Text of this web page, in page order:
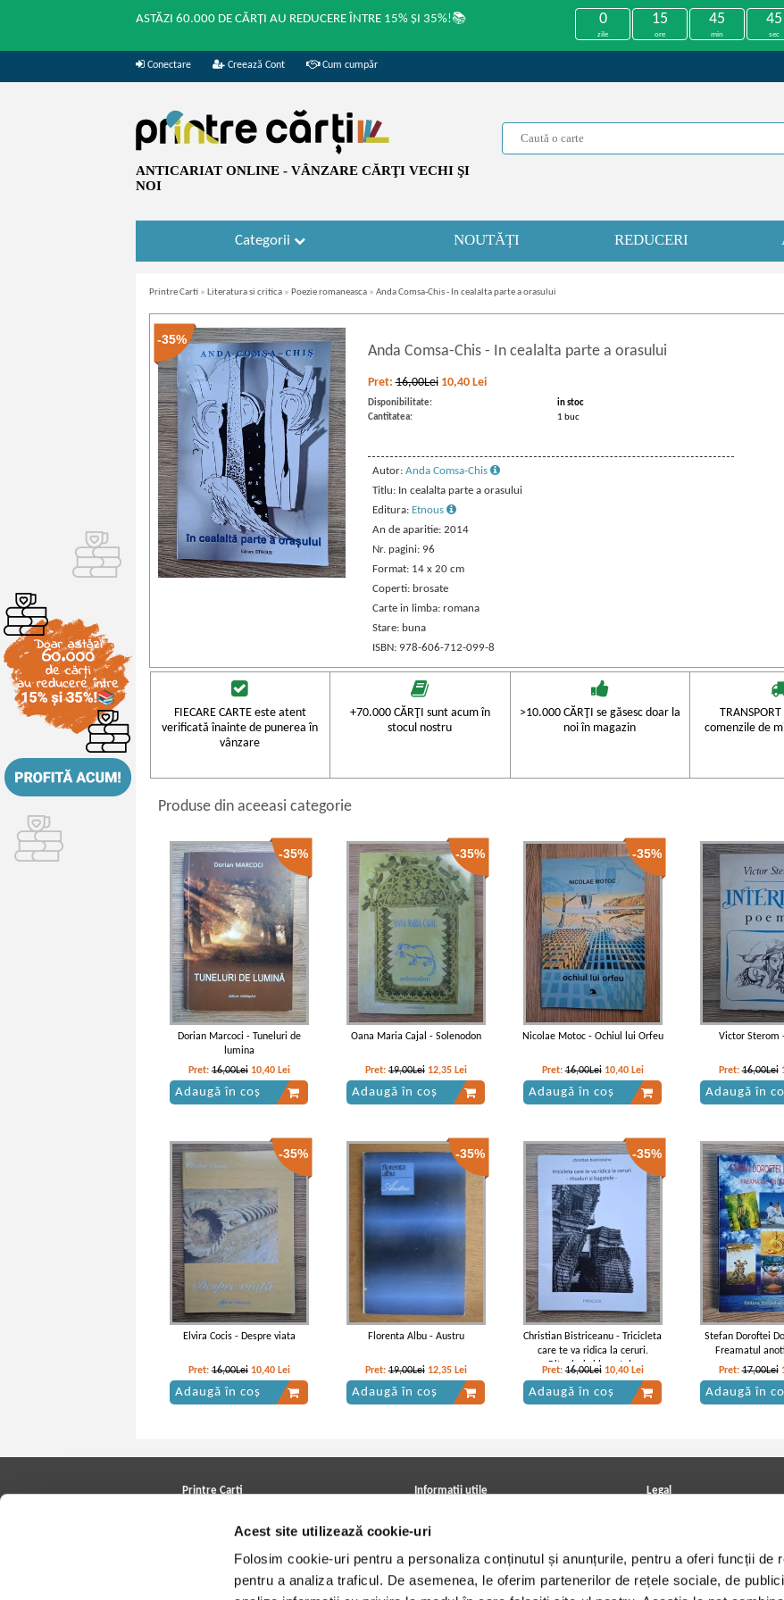
Acest site utilizează cookie-uri
Folosim cookie-uri pentru a personaliza conținutul și anunțurile, pentru a oferi funcții de
pentru a analiza traficul. De asemenea, le oferim partenerilor de rețele sociale, de
ASTĂZI 60.000 DE CĂRȚI AU REDUCERE ÎNTRE 15% ȘI 35%!📚 0
zile
15
ore
45
min
45
sec
Conectare Creează Cont Cum cumpăr
ANTICARIAT ONLINE - VÂNZARE CĂRŢI VECHI ŞI
NOI
Categorii NOUTĂȚI REDUCERI
Printre Carti » Literatura si critica » Poezie romaneasca » Anda Comsa-Chis - In cealalta parte a orasului
-35%
Anda Comsa-Chis - In cealalta parte a orasului
Pret:16,00Lei 10,40 Lei
Disponibilitate:
in stoc
Cantitatea:
1 buc
Autor: Anda Comsa-Chis
Titlu: In cealalta parte a orasului
Editura: Etnous
An de aparitie: 2014
Nr. pagini: 96
Format: 14 x 20 cm
Coperti: brosate
Carte in limba: romana
Stare: buna
ISBN: 978-606-712-099-8
FIECARE CARTE este atent
verificată înainte de punerea în
vânzare
+70.000 CĂRŢI sunt acum în
stocul nostru
>10.000 CĂRŢI se găsesc doar la
noi în magazin
comenzile de
Produse din aceeasi categorie
-35%
Dorian Marcoci - Tuneluri de
lumina
Pret: 16,00Lei 10,40 Lei
Adaugă în coș
-35%
Oana Maria Cajal - Solenodon
Pret:19,00Lei 12,35 Lei
Adaugă în coș
-35%
Nicolae Motoc - Ochiul lui Orfeu
Pret:16,00Lei 10,40 Lei
Adaugă în coș
Victor Sterom
Pret:16,00Lei
Adaugă în
-35%
Elvira Cocis - Despre viata
Pret: 16,00Lei 10,40 Lei
Adaugă în coș
-35%
Florenta Albu - Austru
Pret:19,00Lei 12,35 Lei
Adaugă în coș
-35%
Christian Bistriceanu - Tricicleta
care te va ridica la ceruri.
Ritualuri si bagatele
Pret:16,00Lei 10,40 Lei
Adaugă în coș
Stefan Doroftei
Freamatul
Pret:17,00Lei
Adaugă în
Printre Carti
Cele mai căutate cărți
Informatii utile
Achizitii viniluri, casete, CD/DVD
Cum cumpar?
Politica de livrare
Retur comenzi
Legal
Termeni si conditii
Utilizare cookie-uri